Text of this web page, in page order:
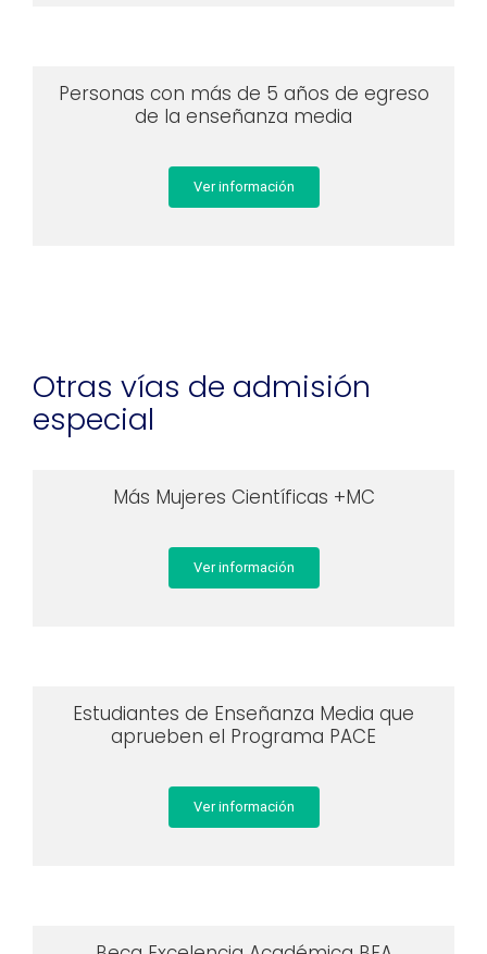
Personas con más de 5 años de egreso
de la enseñanza media
Ver información
Otras vías de admisión
especial
Más Mujeres Científicas +MC
Ver información
Estudiantes de Enseñanza Media que
aprueben el Programa PACE
Ver información